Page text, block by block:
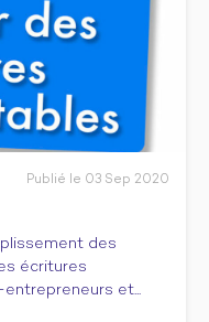
Publié le 03 Sep 2020
des
écritures
et...